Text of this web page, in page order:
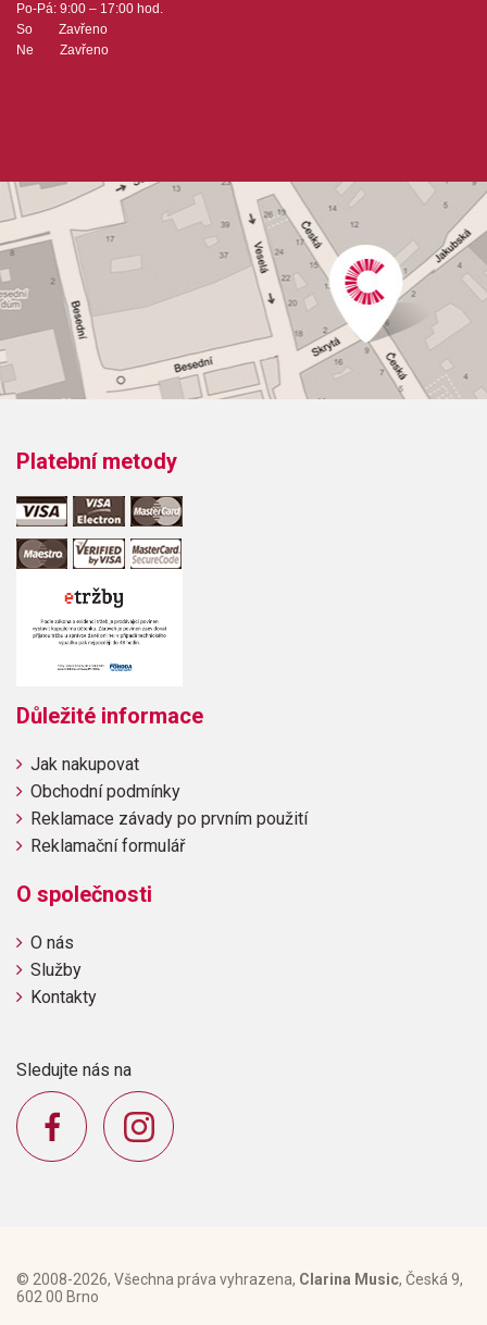
Rollin' AlongHoliday BellsFade-out BoogieFire and IceDark
StreetBlues LargoRelaxin'Sittin' PrettyTango GrandeSpots
before my eyesMayaDoghouse BoogieWeeping WillowGot
Po-Pá: 9:00 – 17:00 hod.
So Zavřeno
Ne Zavřeno
Platební metody
Důležité informace
Jak nakupovat
Obchodní podmínky
Reklamace závady po prvním použití
Reklamační formulář
O společnosti
O nás
Služby
Kontakty
Sledujte nás na
© 2008-2026, Všechna práva vyhrazena, Clarina Music, Česká 9,
602 00 Brno